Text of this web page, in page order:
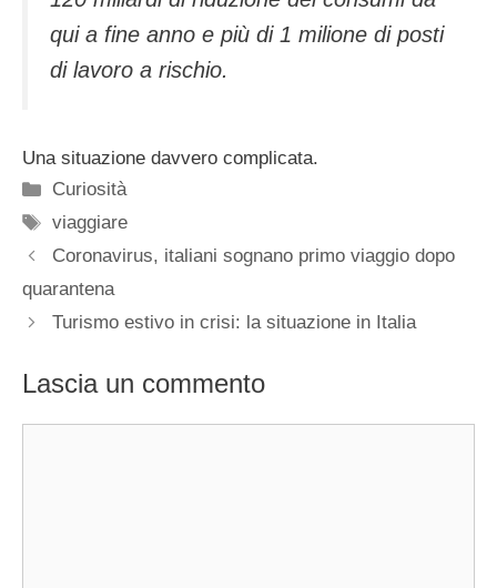
qui a fine anno e più di 1 milione di posti
di lavoro a rischio.
Una situazione davvero complicata.
Categorie
Curiosità
Tag
viaggiare
Coronavirus, italiani sognano primo viaggio dopo
quarantena
Turismo estivo in crisi: la situazione in Italia
Lascia un commento